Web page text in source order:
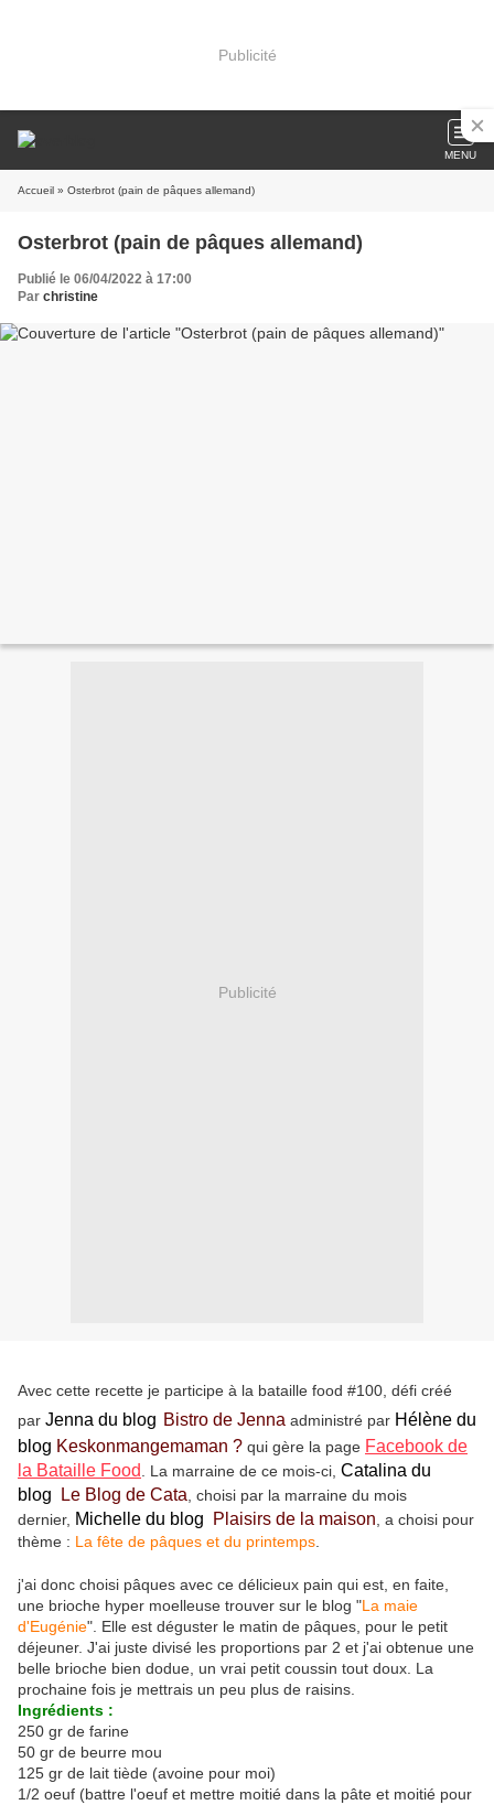
Publicité
MENU
Accueil » Osterbrot (pain de pâques allemand)
Osterbrot (pain de pâques allemand)
Publié le 06/04/2022 à 17:00
Par christine
Publicité
Avec cette recette je participe à la bataille food #100, défi créé
par Jenna du blog Bistro de Jenna administré par Hélène du
blog Keskonmangemaman ? qui gère la page Facebook de
la Bataille Food
. La marraine de ce mois-ci, Catalina du
blog
Le Blog de Cata , choisi par la marraine du mois
dernier, Michelle du blog Plaisirs de la maison a choisi pour
thème : La fête de pâques et du printemps
j'ai donc choisi pâques avec ce délicieux pain qui est, en faite,
une brioche hyper moelleuse trouver sur le blog "La maie
d'Eugénie". Elle est déguster le matin de pâques, pour le petit
déjeuner. J'ai juste divisé les proportions par 2 et j'ai obtenue une
belle brioche bien dodue, un vrai petit coussin tout doux. La
prochaine fois je mettrais un peu plus de raisins.
Ingrédients :
250 gr de farine
50 gr de beurre mou
125 gr de lait tiède (avoine pour moi)
1/2 oeuf (battre l'oeuf et mettre moitié dans la pâte et moitié pour